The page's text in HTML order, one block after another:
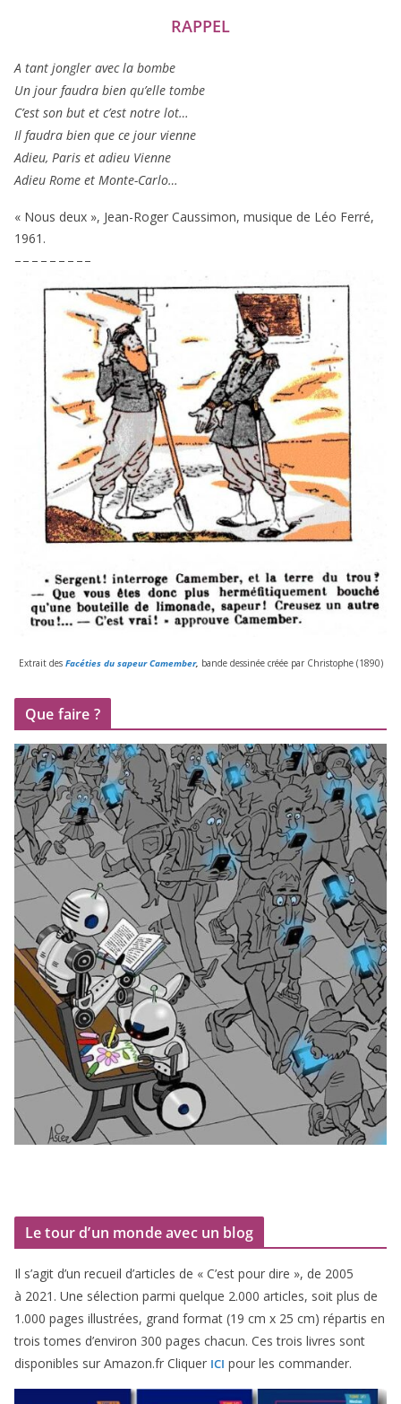
RAPPEL
A tant jon­gler avec la bombe
Un jour fau­dra bien qu’elle tombe
C’est son but et c’est notre lot…
Il fau­dra bien que ce jour vienne
Adieu, Paris et adieu Vienne
Adieu Rome et Monte-Carlo…
« Nous deux », Jean-Roger Caussimon, musique de Léo Ferré,
1961 .
– – – – – – – – –
Extrait desFacéties du sapeur Camember, bande des­si­née créée par Christophe (1890)
Que faire ?
Le tour d’un monde avec un blog
Il s’agit d’un recueil d’ar­ticles de « C’est pour dire », de 2005
à 2021 . Une sélec­tion par­mi quelque 2.000 articles, soit plus de
1 .000 pages illus­trées, grand for­mat (19 cm x 25 cm) répar­tis en
trois tomes d’environ 300 pages cha­cun. Ces trois livres sont
dis­po­nibles sur Amazon​.fr Cliquer ICI pour les commander.